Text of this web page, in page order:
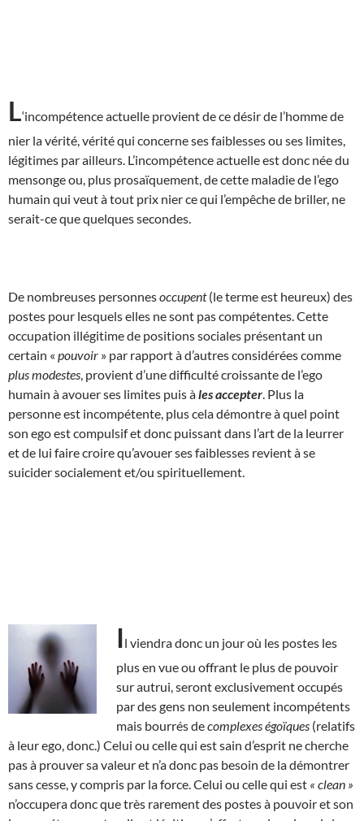
L‘incompétence actuelle provient de ce désir de l’homme de
nier la vérité, vérité qui concerne ses faiblesses ou ses limites,
légitimes par ailleurs. L’incompétence actuelle est donc née du
mensonge ou, plus prosaïquement, de cette maladie de l’ego
humain qui veut à tout prix nier ce qui l’empêche de briller, ne
serait-ce que quelques secondes.
De nombreuses personnesoccupent(le terme est heureux) des
postes pour lesquels elles ne sont pas compétentes. Cette
occupation illégitime de positions sociales présentant un
certain « pouvoir » par rapport à d’autres considérées comme
plus modestes , provient d’une difficulté croissante de l’ego
humain à avouer ses limites puis àles accepter . Plus la
personne est incompétente, plus cela démontre à quel point
son ego est compulsif et donc puissant dans l’art de la leurrer
et de lui faire croire qu’avouer ses faiblesses revient à se
suicider socialement et/ou spirituellement.
Il viendra donc un jour où les postes les
plus en vue ou offrant le plus de pouvoir
sur autrui, seront exclusivement occupés
par des gens non seulement incompétents
mais bourrés decomplexes égoïques (relatifs
à leur ego, donc.) Celui ou celle qui est sain d’esprit ne cherche
pas à prouver sa valeur et n’a donc pas besoin de la démontrer
sans cesse, y compris par la force. Celui ou celle qui est « clean »
n’occupera donc que très rarement des postes à pouvoir et son